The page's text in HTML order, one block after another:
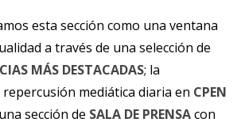
esta sección como una ventana
a través de una selección de
MÁS DESTACADAS; la
mediática diaria en CPEN
sección de SALA DE PRENSAcon